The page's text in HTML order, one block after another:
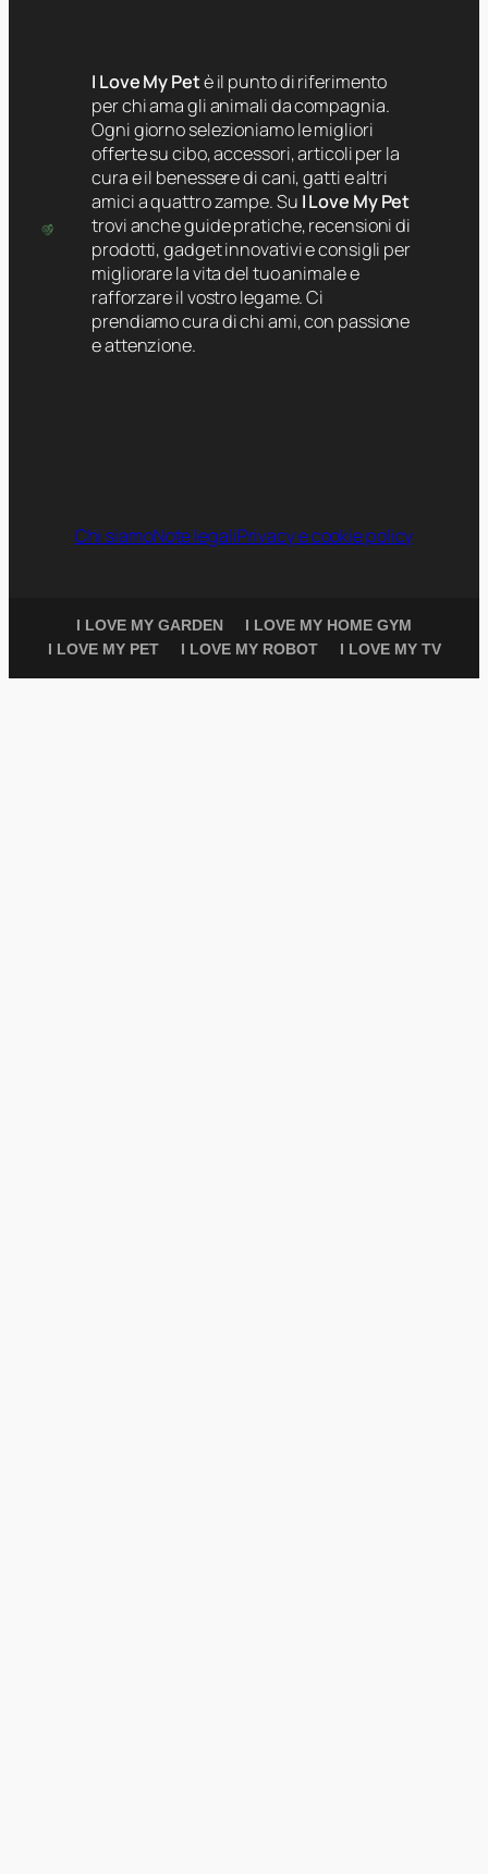
I Love My Petè il punto di riferimento
per chi ama gli animali da compagnia.
Ogni giorno selezioniamo le migliori
offerte su cibo, accessori, articoli per la
cura e il benessere di cani, gatti e altri
amici a quattro zampe. Su I Love My Pet
trovi anche guide pratiche, recensioni di
prodotti, gadget innovativi e consigli per
migliorare la vita del tuo animale e
rafforzare il vostro legame. Ci
prendiamo cura di chi ami, con passione
e attenzione.
Chi siamoNote legaliPrivacy e cookie policy
I LOVE MY GARDEN
I LOVE MY HOME GYM
I LOVE MY PET
I LOVE MY ROBOT I LOVE MY TV